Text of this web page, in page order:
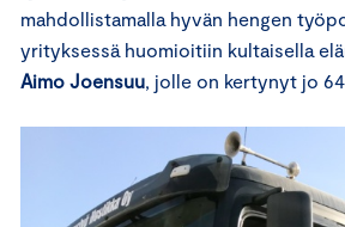
mahdollistamalla hyvän hengen
yrityksessä huomioitiin kultaisella
Aimo Joensuu, jolle on kertynyt jo